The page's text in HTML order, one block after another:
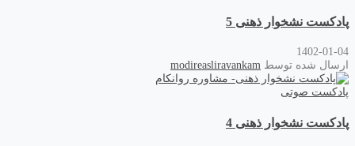
پادکست نشخوار ذهنی 5
1402-01-04
ارسال شده توسط modireasliravankam
پادکست صوتی
پادکست نشخوار ذهنی 4